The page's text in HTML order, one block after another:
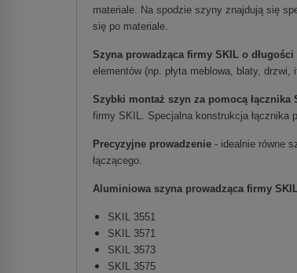
materiale. Na spodzie szyny znajdują się
się po materiale.
Szyna prowadząca firmy SKIL o długości
elementów (np. płyta meblowa, blaty, drzwi,
Szybki montaż szyn za pomocą łącznika
firmy SKIL. Specjalna konstrukcja łącznika
Precyzyjne prowadzenie - idealnie równe
łączącego.
Aluminiowa szyna prowadząca firmy
SKIL 3551
SKIL 3571
SKIL 3573
SKIL 3575